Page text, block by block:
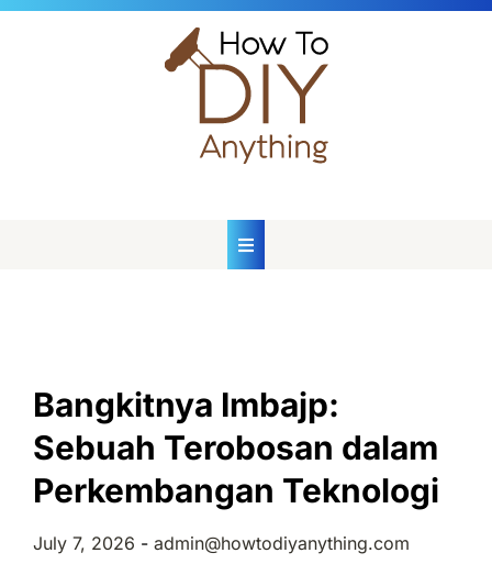
Skip
Bangkitnya Imbajp:
Sebuah Terobosan dalam
Perkembangan Teknologi
July 7, 2026 - admin@howtodiyanything.com